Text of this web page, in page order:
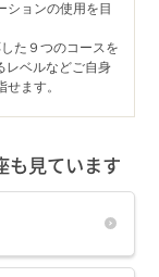
ションの使用を目
た９つのコースを
レベルなどご自身
ます。
も見ています